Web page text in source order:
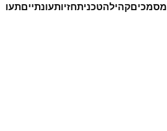
מסמכיםקהילהטכניתחזיותעונתיים